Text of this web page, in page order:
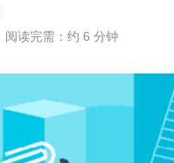
阅读完需：约 6 分钟